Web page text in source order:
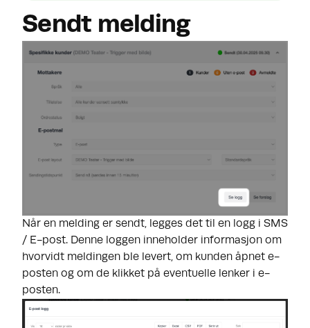
Sendt melding
Når en melding er sendt, legges det til en logg i SMS
/ E-post. Denne loggen inneholder informasjon om
hvorvidt meldingen ble levert, om kunden åpnet e-
posten og om de klikket på eventuelle lenker i e-
posten.